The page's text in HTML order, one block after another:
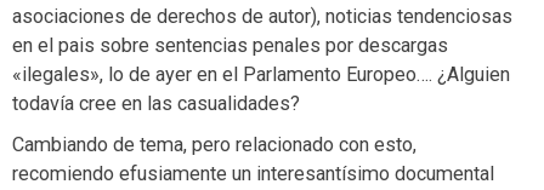
asociaciones de derechos de autor), noticias tendenciosas
en el pais sobre sentencias penales por descargas
«ilegales», lo de ayer en el Parlamento Europeo…. ¿Alguien
todavía cree en las casualidades?
Cambiando de tema, pero relacionado con esto,
recomiendo efusiamente un interesantísimo documental